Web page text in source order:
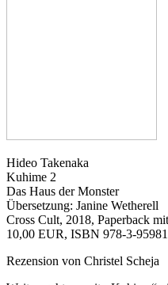
Hideo Takenaka
Kuhime 2
Das Haus der Monster
Übersetzung: Janine Wetherell
Cross Cult, 2018, Paperback
10,00 EUR, ISBN 978-3-
Rezension von Christel Scheja